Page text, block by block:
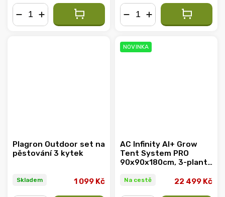
Plagron Outdoor set na
pěstování 3 kytek
Skladem 1 099 Kč
NOVINKA
AC Infinity AI+ Grow
Tent System PRO
90x90x180cm, 3-plant
Na cestě 22 499 Kč